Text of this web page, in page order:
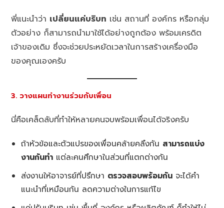
พี่แนะนำว่า เปลี่ยนแค่บริบท เช่น สถานที่ องค์กร หรือกลุ่ม
ตัวอย่าง ก็สามารถนำมาใช้ได้อย่างถูกต้อง พร้อมเครดิต
เจ้าของเดิม ซึ่งจะช่วยประหยัดเวลาในการสร้างเครื่องมือ
ของคุณเองครับ
3. วางแผนทำงานร่วมกับเพื่อน
นี่คือเคล็ดลับที่ทำให้หลายคนจบพร้อมเพื่อนได้จริงครับ
ถ้าหัวข้อและตัวแปรของเพื่อนคล้ายคลึงกัน สามารถแบ่ง
งานกันทำ แต่ละคนศึกษาในส่วนที่แตกต่างกัน
ส่งงานให้อาจารย์ที่ปรึกษา ตรวจสอบพร้อมกัน จะได้คำ
แนะนำที่เหมือนกัน ลดความต่างในการแก้ไข